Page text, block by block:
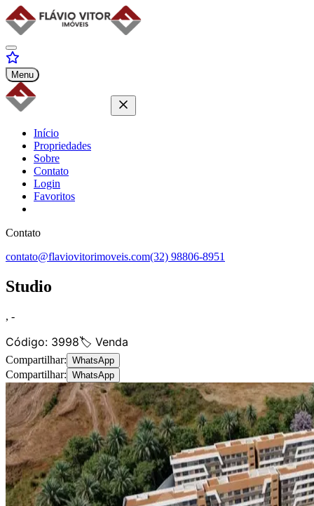
Menu
Início
Propriedades
Sobre
Contato
Login
Favoritos
Contato
contato@flaviovitorimoveis.com(32) 98806-8951
Studio
, -
Código: 3998🏷️ Venda
Compartilhar: WhatsApp
Compartilhar: WhatsApp